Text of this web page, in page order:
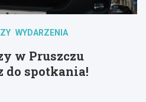
WYDARZENIA
w Pruszczu
do spotkania!